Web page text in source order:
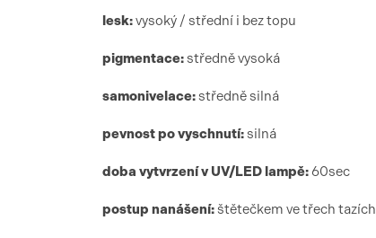
lesk:vysoký / střední i bez topu
pigmentace:středně vysoká
samonivelace:středně silná
pevnost po vyschnutí:silná
doba vytvrzenív UV/LED lampě:60sec
postup nanášení:štětečkem ve třech